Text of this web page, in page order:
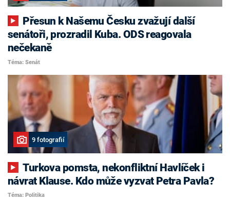
senátoři, prozradil Kuba. ODS reagovala
nečekaně
Téma: Senát
9 fotografií
Turkova pomsta, nekonfliktní Havlíček i
návrat Klause. Kdo může vyzvat Petra Pavla?
Téma: Politika